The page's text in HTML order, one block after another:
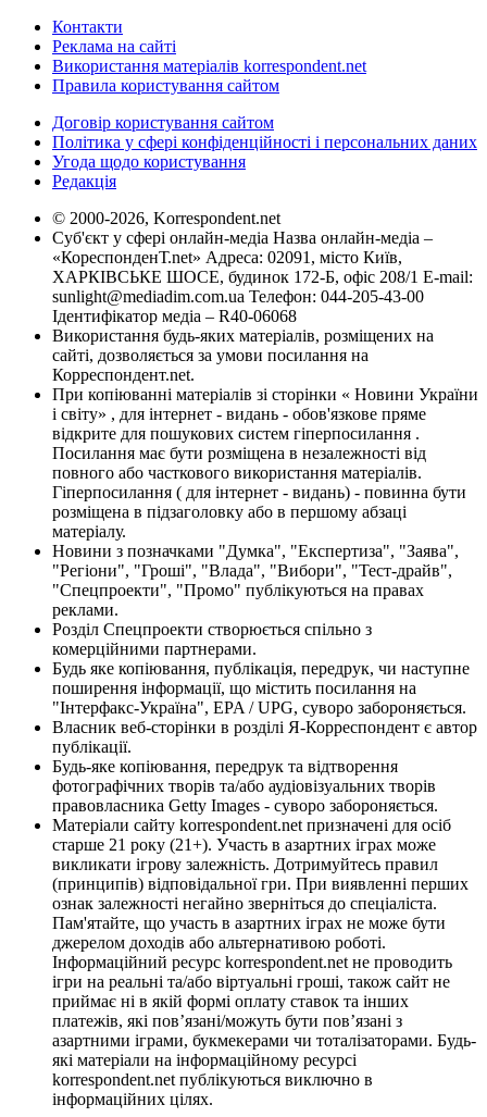
Контакти
Реклама на сайті
Використання матеріалів korrespondent.net
Правила користування сайтом
Договір користування сайтом
Політика у сфері конфіденційності і персональних даних
Угода щодо користування
Редакція
© 2000-2026, Korrespondent.net
Суб'єкт у сфері онлайн-медіа Назва онлайн-медіа –
«КореспонденТ.net» Адреса: 02091, місто Київ,
ХАРКІВСЬКЕ ШОСЕ, будинок 172-Б, офіс 208/1 E-mail:
sunlight@mediadim.com.ua Телефон: 044-205-43-00
Ідентифікатор медіа – R40-06068
Використання будь-яких матеріалів, розміщених на
сайті, дозволяється за умови посилання на
Корреспондент.net.
При копіюванні матеріалів зі сторінки « Новини України
і світу» , для інтернет - видань - обов'язкове пряме
відкрите для пошукових систем гіперпосилання .
Посилання має бути розміщена в незалежності від
повного або часткового використання матеріалів.
Гіперпосилання ( для інтернет - видань) - повинна бути
розміщена в підзаголовку або в першому абзаці
матеріалу.
Новини з позначками "Думка", "Експертиза", "Заява",
"Регіони", "Гроші", "Влада", "Вибори", "Тест-драйв",
"Спецпроекти", "Промо" публікуються на правах
реклами.
Розділ Спецпроекти створюється спільно з
комерційними партнерами.
Будь яке копіювання, публікація, передрук, чи наступне
поширення інформації, що містить посилання на
"Інтерфакс-Україна", EPA / UPG, суворо забороняється.
Власник веб-сторінки в розділі Я-Корреспондент є автор
публікації.
Будь-яке копіювання, передрук та відтворення
фотографічних творів та/або аудіовізуальних творів
правовласника Getty Images - суворо забороняється.
Матеріали сайту korrespondent.net призначені для осіб
старше 21 року (21+). Участь в азартних іграх може
викликати ігрову залежність. Дотримуйтесь правил
(принципів) відповідальної гри. При виявленні перших
ознак залежності негайно зверніться до спеціаліста.
Пам'ятайте, що участь в азартних іграх не може бути
джерелом доходів або альтернативою роботі.
Інформаційний ресурс korrespondent.net не проводить
ігри на реальні та/або віртуальні гроші, також сайт не
приймає ні в якій формі оплату ставок та інших
платежів, які пов’язані/можуть бути пов’язані з
азартними іграми, букмекерами чи тоталізаторами. Будь-
які матеріали на інформаційному ресурсі
korrespondent.net публікуються виключно в
інформаційних цілях.